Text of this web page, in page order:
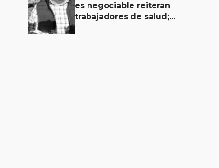
es negociable reiteran
trabajadores de salud;